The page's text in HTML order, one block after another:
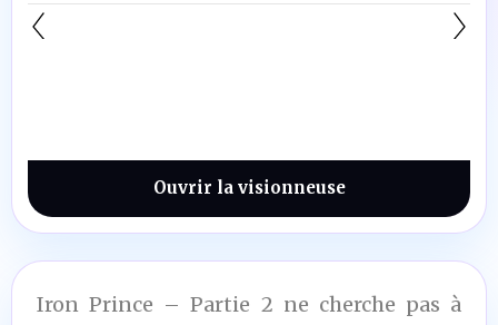
Ouvrir la visionneuse
Iron Prince – Partie 2 ne cherche pas à